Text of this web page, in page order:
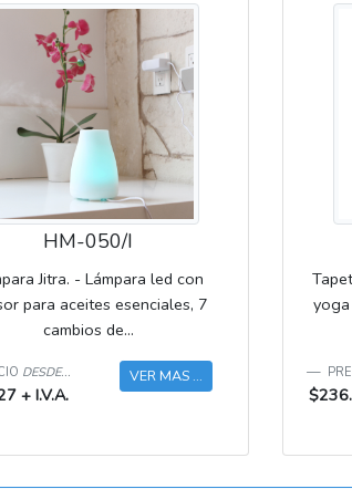
HM-050/I
Jitra. - Lámpara led con
para aceites esenciales, 7
cambios de...
DESDE...
+ I.V.A.
VER MAS ...